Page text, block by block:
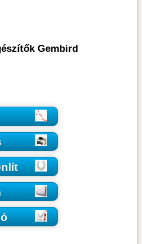
Gembird